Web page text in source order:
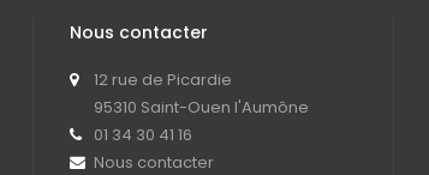
Nous contacter
12 rue de Picardie
95310 Saint-Ouen l'Aumône
01 34 30 41 16
Nous contacter